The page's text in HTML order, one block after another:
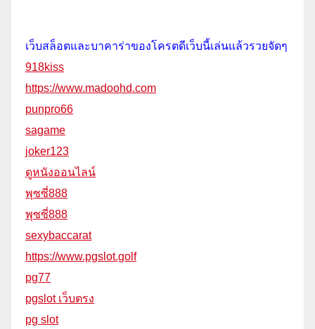
เว็บสล็อตและบาคาร่าของโครตดีเว็บนี้เล่นแล้วรวยจัดๆ
918kiss
https://www.madoohd.com
punpro66
sagame
joker123
ดูหนังออนไลน์
พุซซี่888
พุซซี่888
sexybaccarat
https://www.pgslot.golf
pg77
pgslot เว็บตรง
pg slot